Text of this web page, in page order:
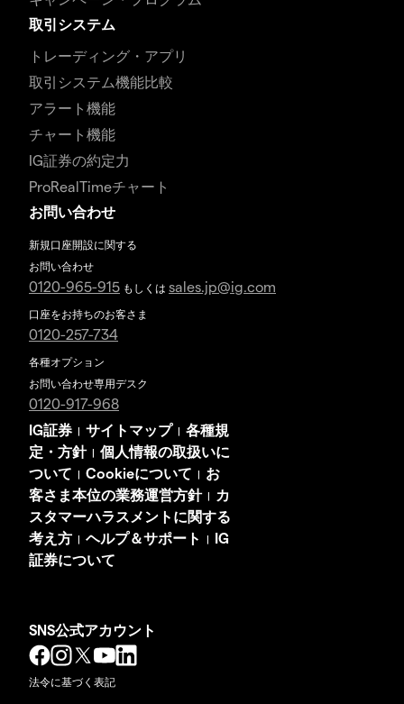
取引システム
トレーディング・アプリ
取引システム機能比較
アラート機能
チャート機能
IG証券の約定力
ProRealTimeチャート
お問い合わせ
新規口座開設に関する
お問い合わせ
0120-965-915 もしくは sales.jp@ig.com
口座をお持ちのお客さま
0120-257-734
各種オプション
お問い合わせ専用デスク
0120-917-968
IG証券 | サイトマップ | 各種規
定・方針| 個人情報の取扱いに
ついて | Cookieについて | お
客さま本位の業務運営方針|
カ
スタマーハラスメントに関する
考え方 | ヘルプ＆サポート | IG
証券について
SNS公式アカウント
法令に基づく表記